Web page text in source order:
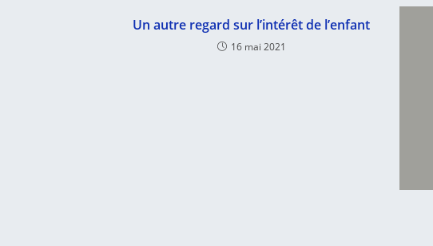
Un autre regard sur l’intérêt de l’enfant
16 mai 2021